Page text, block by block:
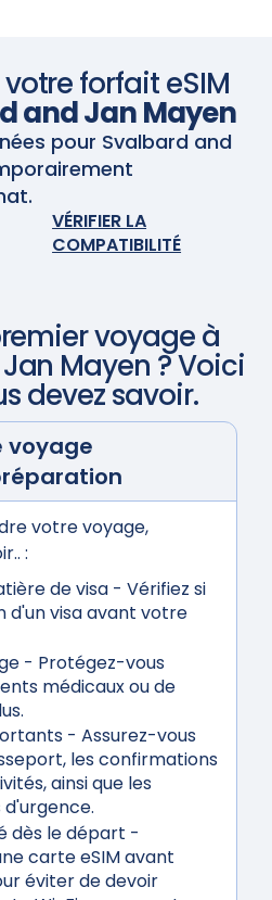
votre appareil photo
forfait eSIM
and Jan Mayen
pour Svalbard and
VÉRIFIER LA
COMPATIBILITÉ
voyage à
Mayen ? Voici
devez savoir.
voyage
votre voyage,
:
de visa - Vérifiez si
d'un visa avant votre
- Protégez-vous
médicaux ou de
- Assurez-vous
les confirmations
ainsi que les
dès le départ -
carte eSIM avant
éviter de devoir